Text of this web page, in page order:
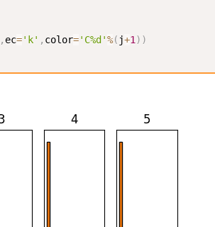
, ec='k' , color='C%d'%( j+1 ) )